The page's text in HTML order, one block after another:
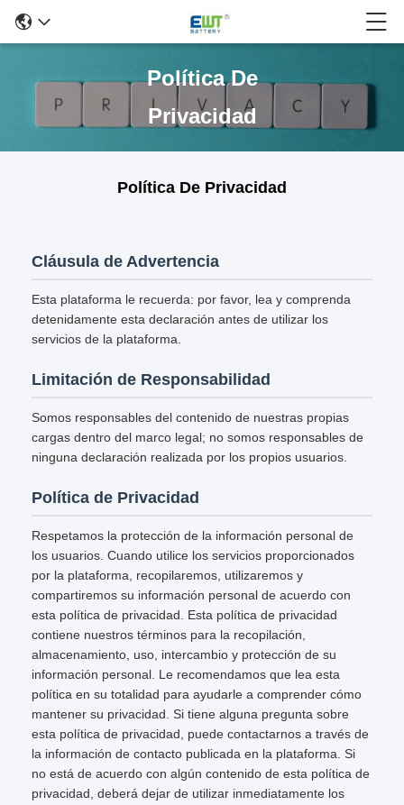
Política De
Privacidad
Política De Privacidad
Cláusula de Advertencia
Esta plataforma le recuerda: por favor, lea y comprenda
detenidamente esta declaración antes de utilizar los
servicios de la plataforma.
Limitación de Responsabilidad
Somos responsables del contenido de nuestras propias
cargas dentro del marco legal; no somos responsables de
ninguna declaración realizada por los propios usuarios.
Política de Privacidad
Respetamos la protección de la información personal de
los usuarios. Cuando utilice los servicios proporcionados
por la plataforma, recopilaremos, utilizaremos y
compartiremos su información personal de acuerdo con
esta política de privacidad. Esta política de privacidad
contiene nuestros términos para la recopilación,
almacenamiento, uso, intercambio y protección de su
información personal. Le recomendamos que lea esta
política en su totalidad para ayudarle a comprender cómo
mantener su privacidad. Si tiene alguna pregunta sobre
esta política de privacidad, puede contactarnos a través de
la información de contacto publicada en la plataforma. Si
no está de acuerdo con algún contenido de esta política de
privacidad, deberá dejar de utilizar inmediatamente los